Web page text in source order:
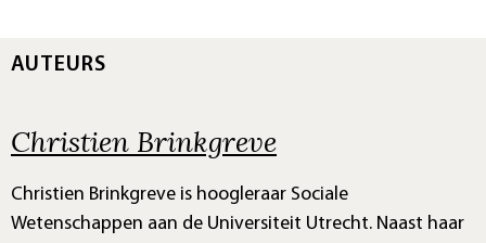
AUTEURS
Christien Brinkgreve
Christien Brinkgreve is hoogleraar Sociale
Wetenschappen aan de Universiteit Utrecht. Naast haar